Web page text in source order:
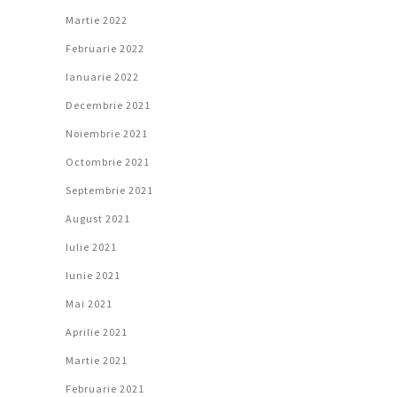
Martie 2022
Februarie 2022
Ianuarie 2022
Decembrie 2021
Noiembrie 2021
Octombrie 2021
Septembrie 2021
August 2021
Iulie 2021
Iunie 2021
Mai 2021
Aprilie 2021
Martie 2021
Februarie 2021